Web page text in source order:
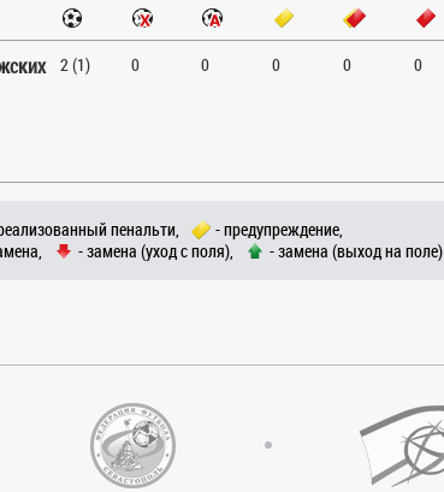
2 (1) 0 0 0 0 0
пенальти,
- предупреждение,
- замена (уход с поля), - замена (выход на поле)